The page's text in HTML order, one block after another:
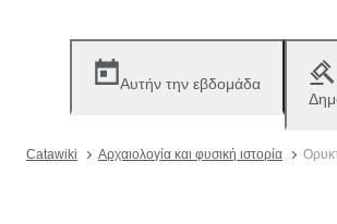
Αυτήν την εβδομάδα
Catawiki Αρχαιολογία και φυσική ιστορία